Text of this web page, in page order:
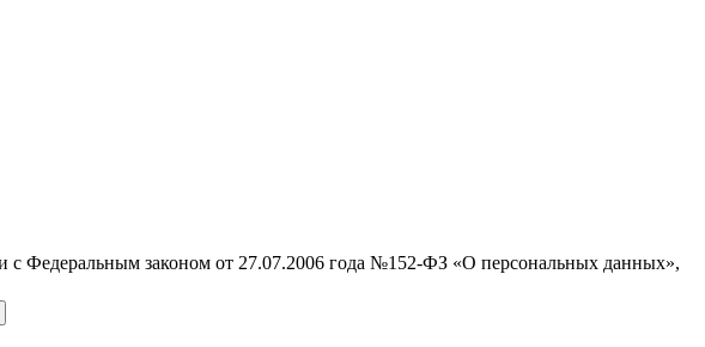
с Федеральным законом от 27.07.2006 года №152-ФЗ «О персональных данных»,